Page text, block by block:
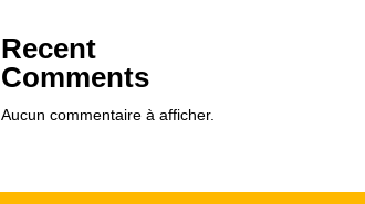
Recent
Comments
Aucun commentaire à afficher.